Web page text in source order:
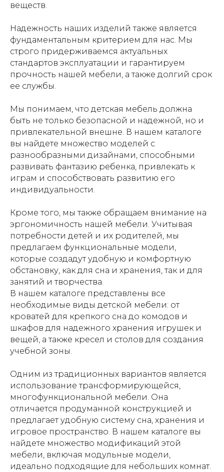
веществ.
Надежность наших изделий также является
фундаментальным критерием для нас. Мы
строго придерживаемся актуальных
стандартов эксплуатации и гарантируем
прочность нашей мебели, а также долгий срок
ее службы.
Мы понимаем, что детская мебель должна
быть не только безопасной и надежной, но и
привлекательной внешне. В нашем каталоге
вы найдете множество моделей с
разнообразными дизайнами, способными
развивать фантазию ребенка, привлекать к
играм и способствовать развитию его
индивидуальности.
Кроме того, мы также обращаем внимание на
эргономичность нашей мебели. Учитывая
потребности детей и их родителей, мы
предлагаем функциональные модели,
которые создадут удобную и комфортную
обстановку, как для сна и хранения, так и для
занятий и творчества.
В нашем каталоге представлены все
необходимые виды детской мебели: от
кроватей для крепкого сна до комодов и
шкафов для надежного хранения игрушек и
вещей, а также кресел и столов для создания
учебной зоны.
Одним из традиционных вариантов является
использование трансформирующейся,
многофункциональной мебели. Она
отличается продуманной конструкцией и
предлагает удобную систему сна, хранения и
игровое пространство. В нашем каталоге вы
найдете множество модификаций этой
мебели, включая модульные модели,
идеально подходящие для небольших комнат.